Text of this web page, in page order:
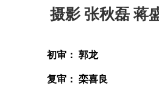
摄影 张秋磊 蒋
初审： 郭龙
复审： 栾喜良